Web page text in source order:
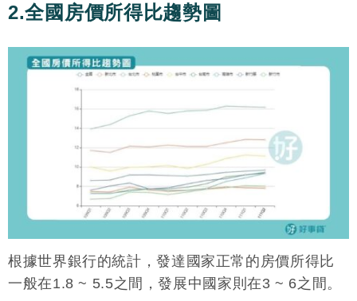
2.全國房價所得比趨勢圖
根據世界銀行的統計，發達國家正常的房價所得比
一般在1.8 ~ 5.5之間，發展中國家則在3 ~ 6之間。